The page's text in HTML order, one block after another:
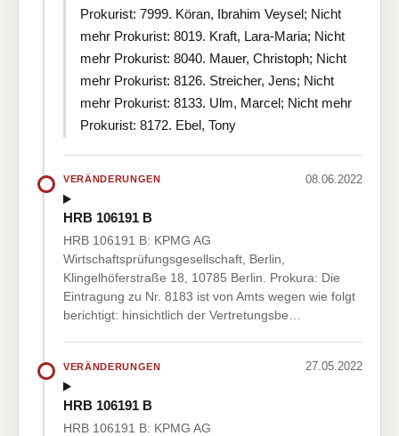
Prokurist: 7999. Köran, Ibrahim Veysel; Nicht
mehr Prokurist: 8019. Kraft, Lara-Maria; Nicht
mehr Prokurist: 8040. Mauer, Christoph; Nicht
mehr Prokurist: 8126. Streicher, Jens; Nicht
mehr Prokurist: 8133. Ulm, Marcel; Nicht mehr
Prokurist: 8172. Ebel, Tony
VERÄNDERUNGEN 08.06.2022
HRB 106191 B
HRB 106191 B: KPMG AG
Wirtschaftsprüfungsgesellschaft, Berlin,
Klingelhöferstraße 18, 10785 Berlin. Prokura: Die
Eintragung zu Nr. 8183 ist von Amts wegen wie folgt
berichtigt: hinsichtlich der Vertretungsbe…
VERÄNDERUNGEN 27.05.2022
HRB 106191 B
HRB 106191 B: KPMG AG